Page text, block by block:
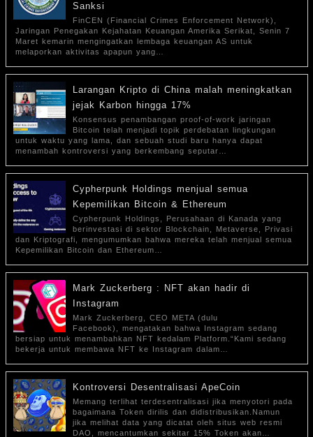
Sanksi
FinCEN (Financial Crimes Enforcement Network),
Jaringan Penegakan Kejahatan Keuangan Amerika Serikat, Senin 7
Maret kemarin mengingatkan lembaga keuangan AS untuk
melaporkan aktivitas apapun yang…
Larangan Kripto di China malah meningkatkan
jejak Karbon hingga 17%
Konsensus penambangan proof-of-work jaringan
Bitcoin telah menjadi topik perdebatan lingkungan
untuk waktu yang lama, dan sebuah studi baru hanya dapat
menambah kontroversi yang berkembang seputar…
Cypherpunk Holdings menjual semua
Kepemilikan Bitcoin & Ethereum
Cypherpunk Holdings, Perusahaan di Kanada yang
berinvestasi di sektor Blockchain, Metaverse, Privasi
dan Kriptografi, mengumumkan bahwa mereka telah menjual semua
Kepemilikan Bitcoin dan Ethereum…
Mark Zuckerberg : NFT akan hadir di
Instagram
Mark Zuckerberg, CEO META (dulu
Facebook), mengatakan bahwa Instagram sedang
bersiap untuk menambahkan NFT kedalam Platform.“Kami sedang
bekerja untuk membawa NFT ke Instagram dalam…
Kontroversi Desentralisasi ApeCoin
Memang terlihat terdesentralisasi jika menyotori pada
bagaimana Token dirilis dan didistribusikan.Namun
jika melihat data yang dicatat oleh situs web resmi
DAO, mencantumkan sekitar 15% Token akan…